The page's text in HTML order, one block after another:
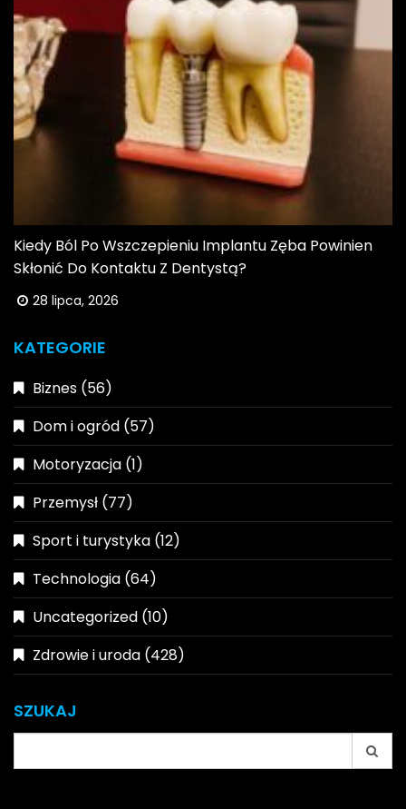
Kiedy Ból Po Wszczepieniu Implantu Zęba Powinien
Skłonić Do Kontaktu Z Dentystą?
28 lipca, 2026
KATEGORIE
Biznes (56)
Dom i ogród (57)
Motoryzacja (1)
Przemysł (77)
Sport i turystyka (12)
Technologia (64)
Uncategorized (10)
Zdrowie i uroda (428)
SZUKAJ
for: